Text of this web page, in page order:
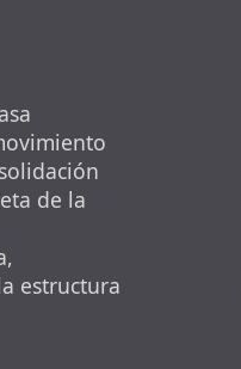
de la
estructura